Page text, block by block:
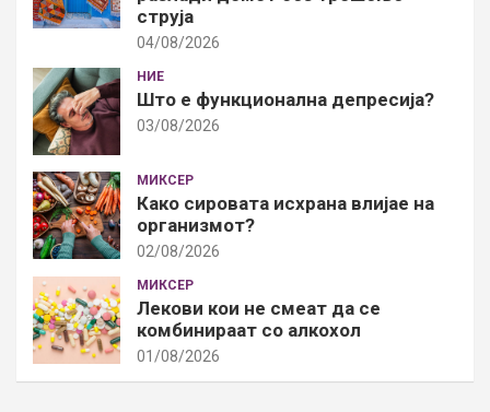
струја
04/08/2026
НИЕ
Што е функционална депресија?
03/08/2026
МИКСЕР
Како сировата исхрана влијае на
организмот?
02/08/2026
МИКСЕР
Лекови кои не смеат да се
комбинираат со алкохол
01/08/2026